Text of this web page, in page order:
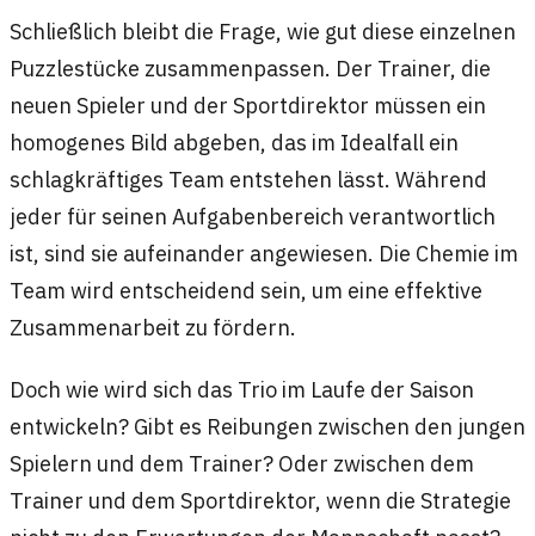
Schließlich bleibt die Frage, wie gut diese einzelnen
Puzzlestücke zusammenpassen. Der Trainer, die
neuen Spieler und der Sportdirektor müssen ein
homogenes Bild abgeben, das im Idealfall ein
schlagkräftiges Team entstehen lässt. Während
jeder für seinen Aufgabenbereich verantwortlich
ist, sind sie aufeinander angewiesen. Die Chemie im
Team wird entscheidend sein, um eine effektive
Zusammenarbeit zu fördern.
Doch wie wird sich das Trio im Laufe der Saison
entwickeln? Gibt es Reibungen zwischen den jungen
Spielern und dem Trainer? Oder zwischen dem
Trainer und dem Sportdirektor, wenn die Strategie